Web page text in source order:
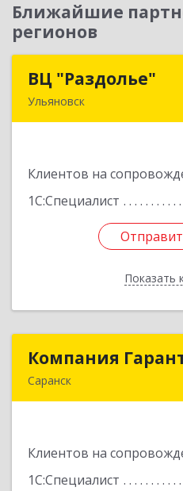
Ближайшие
регионов
ВЦ "Раздолье"
Ульяновск
Клиентов на
1С:Специалист
Показать
Компания
Саранск
Клиентов на
1С:Специалист